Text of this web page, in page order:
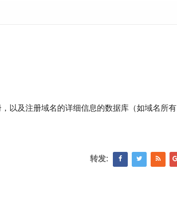
以及注册域名的详细信息的数据库（如域名所有
转发: